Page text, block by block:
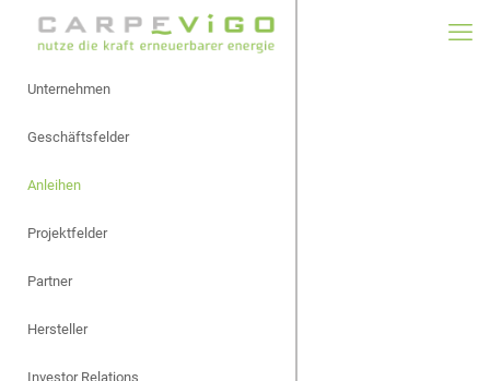
Unternehmen
Geschäftsfelder
Anleihen
Projektfelder
Partner
Hersteller
Investor Relations